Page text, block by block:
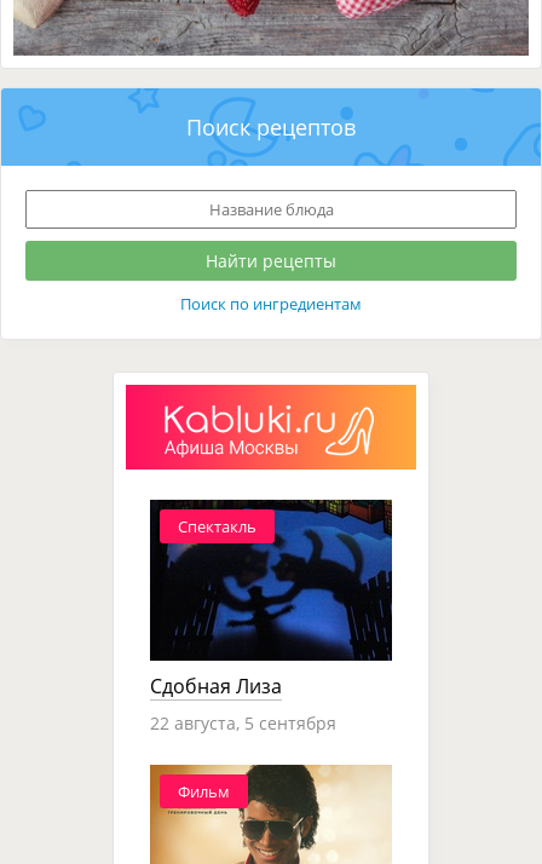
Поиск рецептов
Поиск по ингредиентам
Спектакль
Сдобная Лиза
22 августа, 5 сентября
Фильм